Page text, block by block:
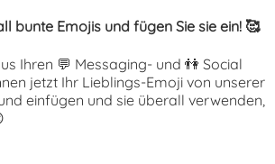
bunte Emojis und fügen Sie sie ein! 🥰
Ihren 💬 Messaging- und 👫 Social
jetzt Ihr Lieblings-Emoji von unserer
einfügen und sie überall verwenden,